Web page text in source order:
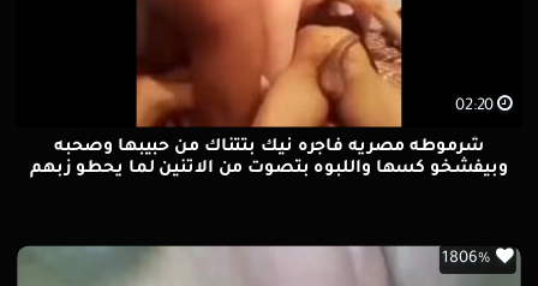
02:20
شرموطه مصريه فاجره نيك بتتناك من حبيبها وصحبه
وبيفشخو كسها واللبوه بتصوت من الاتنين لما يحطو زبهم
1806%